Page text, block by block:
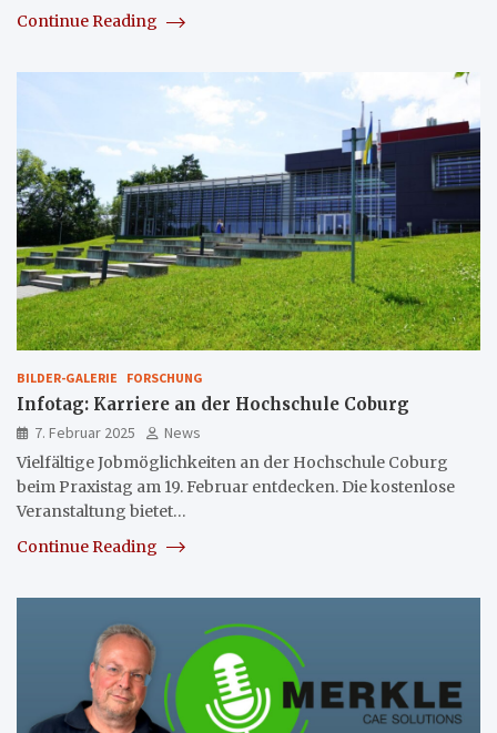
Continue Reading
BILDER-GALERIE FORSCHUNG
Infotag: Karriere an der Hochschule Coburg
7. Februar 2025
News
Vielfältige Jobmöglichkeiten an der Hochschule Coburg
beim Praxistag am 19. Februar entdecken. Die kostenlose
Veranstaltung bietet…
Continue Reading